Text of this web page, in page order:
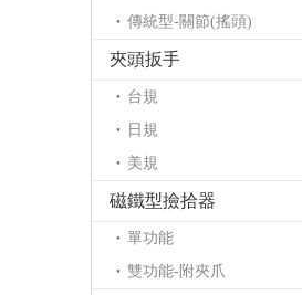
傳統型-關節(搖頭)
夾頭扳手
台規
日規
美規
磁鐵型撿拾器
單功能
雙功能-附夾爪